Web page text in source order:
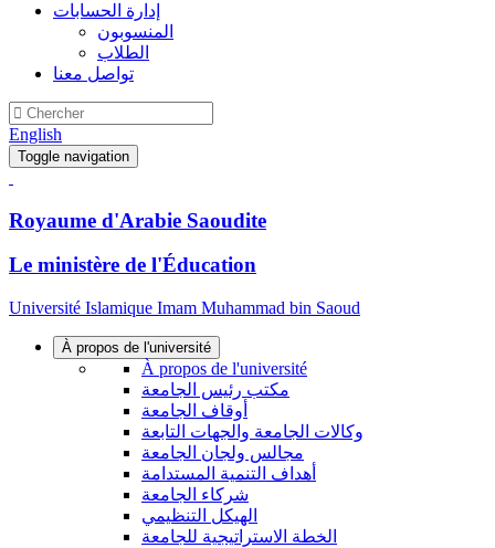
إدارة الحسابات
المنسوبون
الطلاب
تواصل معنا
English
Toggle navigation
Royaume d'Arabie Saoudite
Le ministère de l'Éducation
Université Islamique Imam Muhammad bin Saoud
À propos de l'université
À propos de l'université
مكتب رئيس الجامعة
أوقاف الجامعة
وكالات الجامعة والجهات التابعة
مجالس ولجان الجامعة
أهداف التنمية المستدامة
شركاء الجامعة
الهيكل التنظيمي
الخطة الاستراتيجية للجامعة